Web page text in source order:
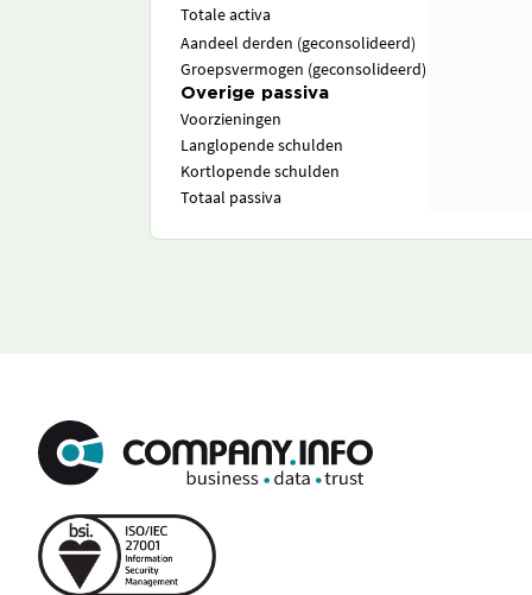
Totale activa
Aandeel derden (geconsolideerd)
Groepsvermogen (geconsolideerd)
Overige passiva
Voorzieningen
Langlopende schulden
Kortlopende schulden
Totaal passiva